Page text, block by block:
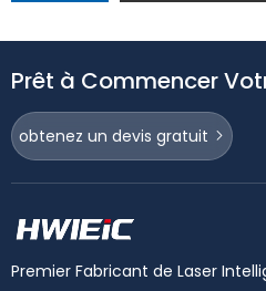
Prêt à Commencer
obtenez un devis gratuit
Premier Fabricant de Laser